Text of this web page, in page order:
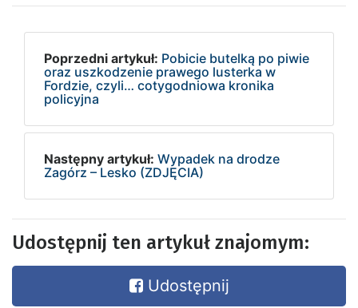
Poprzedni artykuł: Pobicie butelką po piwie
oraz uszkodzenie prawego lusterka w
Fordzie, czyli… cotygodniowa kronika
policyjna
Następny artykuł: Wypadek na drodze
Zagórz – Lesko (ZDJĘCIA)
Udostępnij ten artykuł znajomym:
Udostępnij